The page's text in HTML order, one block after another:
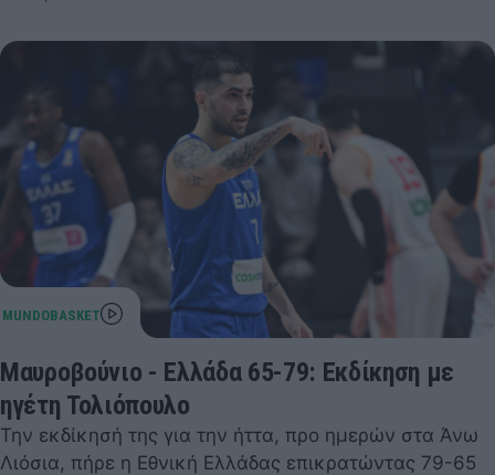
Μαυροβούνιο - Ελλάδα 65-79: Εκδίκηση με
ηγέτη Τολιόπουλο
Την εκδίκησή της για την ήττα, προ ημερών στα Άνω
Λιόσια, πήρε η Εθνική Ελλάδας επικρατώντας 79-65